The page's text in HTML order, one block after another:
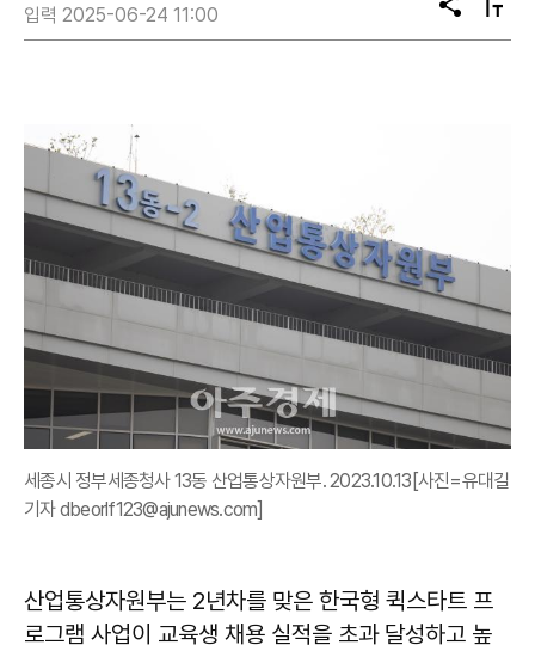
입력 2025-06-24 11:00
공
유
텍
스
세종시 정부세종청사 13동 산업통상자원부. 2023.10.13[사진=유대길
기자 dbeorlf123@ajunews.com]
산업통상자원부는 2년차를 맞은 한국형 퀵스타트 프
로그램 사업이 교육생 채용 실적을 초과 달성하고 높